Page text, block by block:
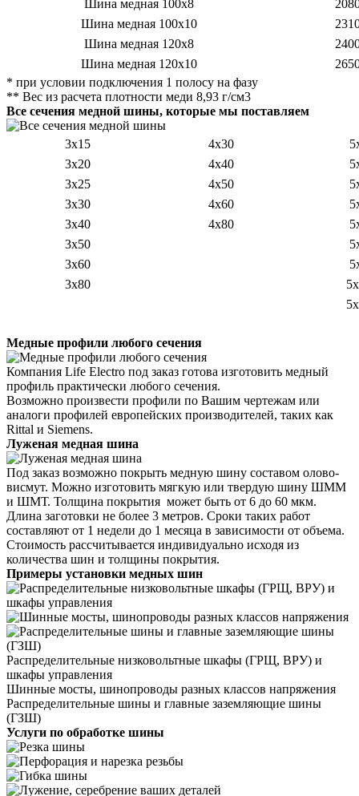
Шина медная 100х8
Шина медная 100х10
Шина медная 120х8
Шина медная 120х10
* при условии подключения 1 полосу на фазу
** Вес из расчета плотности меди 8,93 г/см3
Все сечения медной шины, которые мы поставляем
3х15 4х30
3х20
4х40
3х25
4х50
3х30
4х60
3х40
4х80
3х50
3х60
3х80
Медные профили любого сечения
Компания Life Electro под заказ готова изготовить медный
профиль практически любого сечения.
Возможно произвести профили по Вашим чертежам или
аналоги профилей европейских производителей, таких как
Rittal и Siemens.
Луженая медная шина
Под заказ возможно покрыть медную шину составом олово-
висмут. Можно изготовить мягкую или твердую шину ШММ
и ШМТ. Толщина покрытия может быть от 6 до 60 мкм.
Длина заготовки не более 3 метров. Сроки таких работ
составляют от 1 недели до 1 месяца в зависимости от объема.
Стоимость рассчитывается индивидуально исходя из
количества шин и толщины покрытия.
Примеры установки медных шин
Распределительные низковольтные шкафы (ГРЩ, ВРУ) и
шкафы управления
Шинные мосты, шинопроводы разных классов напряжения
Распределительные шины и главные заземляющие шины
(ГЗШ)
Услуги по обработке шины